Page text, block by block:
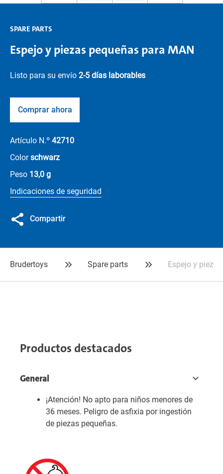
SPARE PARTS
Espejo y piezas pequeñas para MAN
Listo para su envío 2-5 días laborables
Comprar ahora
Artículo N.º 42710
Colorschwarz
Peso 13,0 g
Indicaciones de seguridad
Compartir
Brudertoys Spare parts Espejo y
Productos destacados
General
¡Atención! No apto para niños menores de
36 meses. Peligro de asfixia por ingestión
de piezas pequeñas.